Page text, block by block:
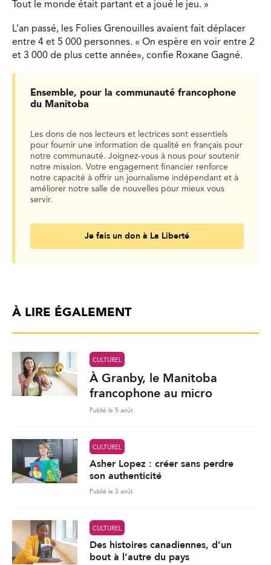
Tout le monde était partant et a joué le jeu. »
L’an passé, les Folies Grenouilles avaient fait déplacer
entre 4 et 5 000 personnes. « On espère en voir entre 2
et 3 000 de plus cette année», confie Roxane Gagné.
Ensemble, pour la communauté francophone
du Manitoba
Les dons de nos lecteurs et lectrices sont essentiels
pour fournir une information de qualité en français pour
notre communauté. Joignez-vous à nous pour soutenir
notre mission. Votre engagement financier renforce
notre capacité à offrir un journalisme indépendant et à
améliorer notre salle de nouvelles pour mieux vous
servir.
Je fais un don à La Liberté
À LIRE ÉGALEMENT
CULTUREL
À Granby, le Manitoba
francophone au micro
Publié le 5 août
CULTUREL
Asher Lopez : créer sans perdre
son authenticité
Publié le 3 août
CULTUREL
Des histoires canadiennes, d’un
bout à l’autre du pays